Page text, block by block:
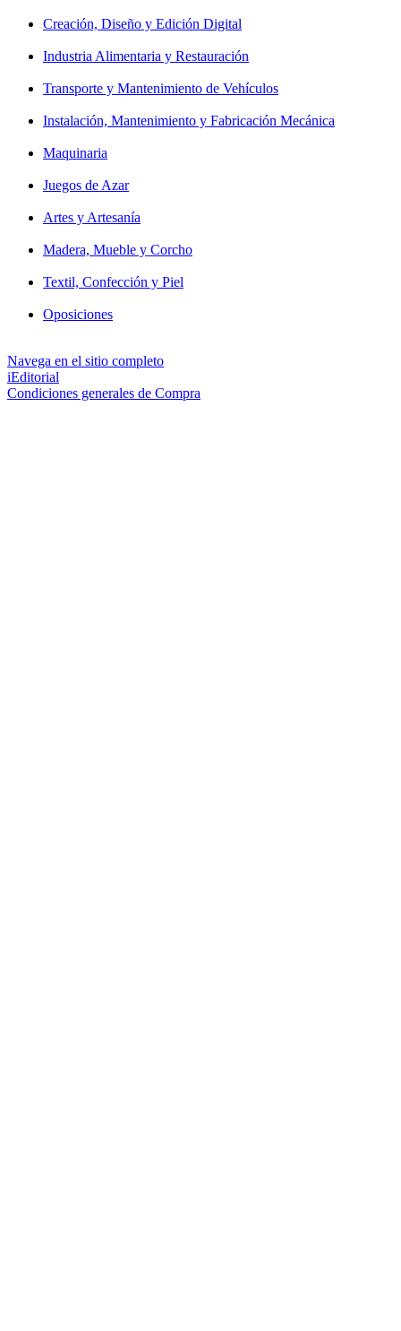
Creación, Diseño y Edición Digital
Industria Alimentaria y Restauración
Transporte y Mantenimiento de Vehículos
Instalación, Mantenimiento y Fabricación Mecánica
Maquinaria
Juegos de Azar
Artes y Artesanía
Madera, Mueble y Corcho
Textil, Confección y Piel
Oposiciones
Navega en el sitio completo
iEditorial
Condiciones generales de Compra